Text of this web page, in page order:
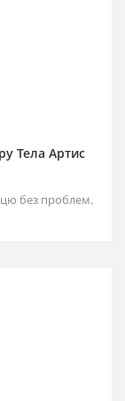
Тела Артис
цю без проблем.